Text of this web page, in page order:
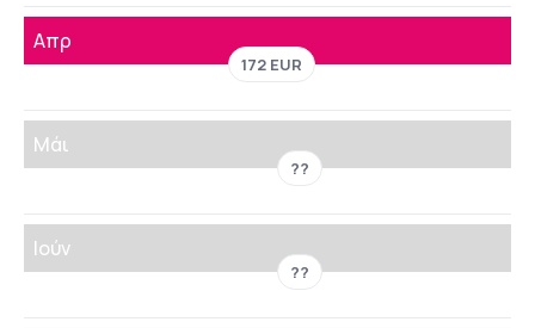
Απρ
172 EUR
Μάι
??
Ιούν
??